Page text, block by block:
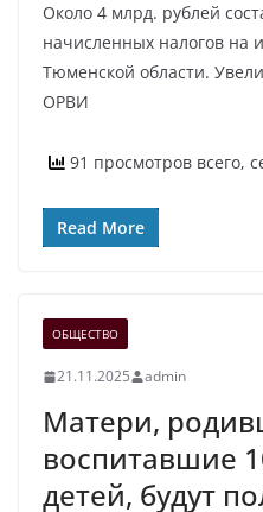
Около 4 млрд. рублей
начисленных налогов на
Тюменской области.
ОРВИ
91 просмотров всего,
Read More
ОБЩЕСТВО
21.11.2025 admin
Матери,
воспитавшие
детей, будут